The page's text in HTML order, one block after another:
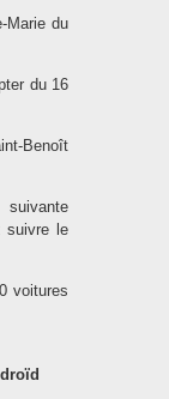
Marie du
du 16
Benoît
suivre le
voitures